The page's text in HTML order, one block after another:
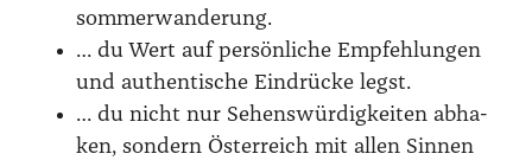
som­mer­wan­de­rung.
… du Wert auf per­sön­li­che Emp­feh­lun­gen
und authen­ti­sche Ein­drü­cke legst.
… du nicht nur Sehens­wür­dig­kei­ten abha­
ken, son­dern Öster­reich mit allen Sin­nen